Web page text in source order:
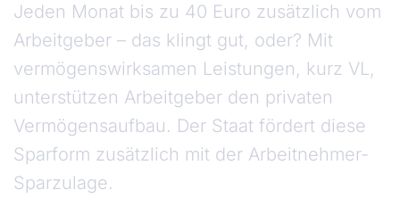
Jeden Monat bis zu 40 Euro zusätzlich vom
Arbeitgeber – das klingt gut, oder? Mit
vermögenswirksamen Leistungen, kurz VL,
unterstützen Arbeitgeber den privaten
Vermögensaufbau. Der Staat fördert diese
Sparform zusätzlich mit der Arbeitnehmer-
Sparzulage.